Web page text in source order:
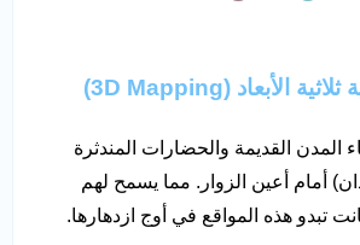
الأبعاد (3D Mapping)
المدن القديمة والحضارات المندثرة
أمام أعين الزوار. مما يسمح لهم
تبدو هذه المواقع في أوج ازدهارها.